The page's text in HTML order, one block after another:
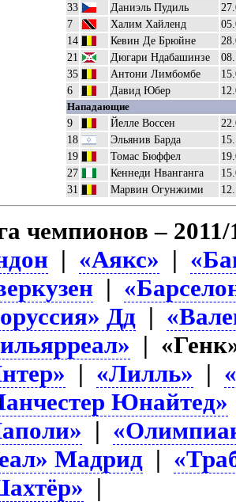
33
Даниэль Пудиль
7
Халим Хайленд
14
Кевин Де Брюйне
21
Дюгари Ндабашинзе
35
Антони Лимбомбе
6
Давид Юбер
Нападающие
9 Йелле Воссен
18
Эльянив Барда
19
Томас Бюффел
27
Кеннеди Нванганга
31
Марвин Огунжими
чемпионов –
| «Аякс» |
|
Дд |
|
| «Лилль» |
Юнайтед»
|
Мадрид |
|